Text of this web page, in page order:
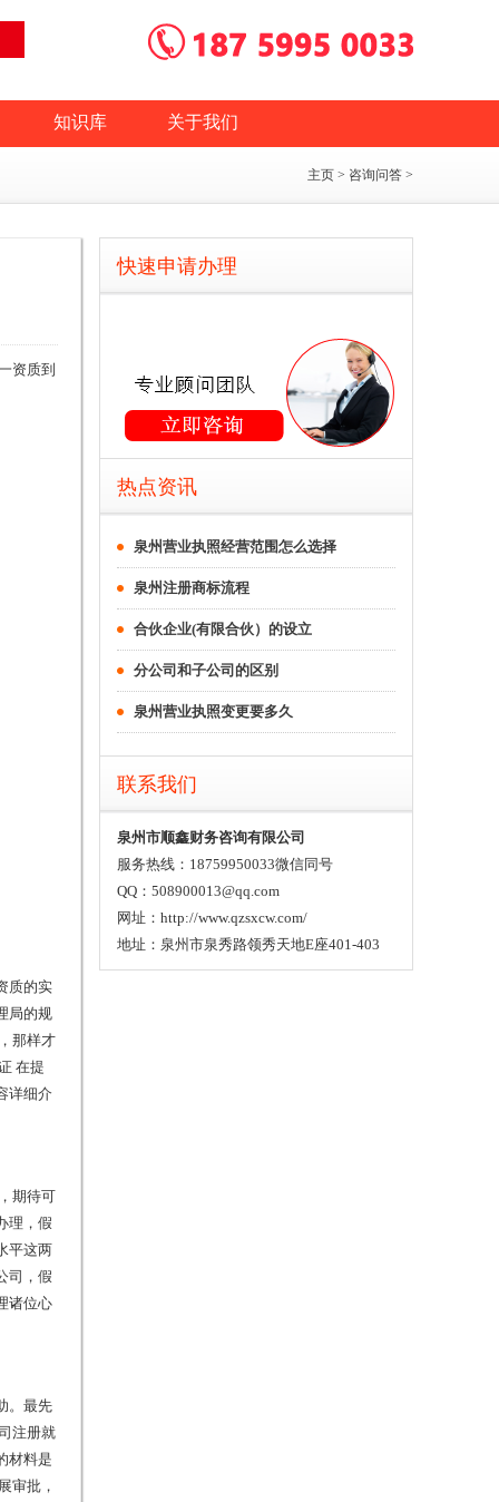
知识库 关于我们
主页 > 咨询问答 >
资质到
质的实
局的规
那样才
在提
详细介
期待可
理，假
平这两
司，假
诸位心
。最先
注册就
材料是
审批，
快速申请办理
热点资讯
泉州营业执照经营范围怎么选择
泉州注册商标流程
合伙企业(有限合伙）的设立
分公司和子公司的区别
泉州营业执照变更要多久
联系我们
泉州市顺鑫财务咨询有限公司
服务热线：18759950033微信同号
QQ：508900013@qq.com
网址：http://www.qzsxcw.com/
地址：泉州市泉秀路领秀天地E座401-403